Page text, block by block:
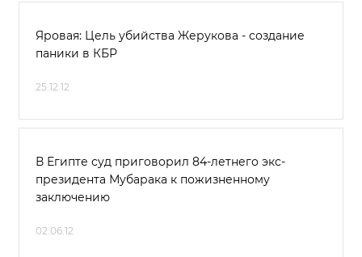
Яровая: Цель убийства Жерукова - создание
паники в КБР
25.12.12
В Египте суд приговорил 84-летнего экс-
президента Мубарака к пожизненному
заключению
02.06.12